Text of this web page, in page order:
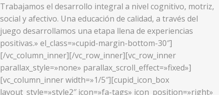
Trabajamos el desarrollo integral a nivel cognitivo, motriz,
social y afectivo. Una educación de calidad, a través del
juego desarrollamos una etapa llena de experiencias
positivas.» el_class=»cupid-margin-bottom-30″]
[/vc_column_inner][/vc_row_inner][vc_row_inner
parallax_style=»none» parallax_scroll_effect=»fixed»]
[vc_column_inner width=»1/5″][cupid_icon_box
layout_style=»style2″ icon=»fa-tags» icon_position=»right»